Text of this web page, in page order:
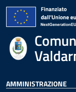
AMMINISTRAZIONE